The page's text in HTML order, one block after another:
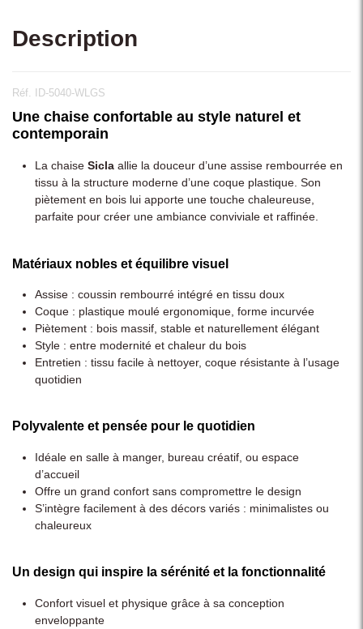
Description
Réf. ID-5040-WLGS
Une chaise confortable au style naturel et
contemporain
La chaise Sicla allie la douceur d’une assise rembourrée en
tissu à la structure moderne d’une coque plastique. Son
piètement en bois lui apporte une touche chaleureuse,
parfaite pour créer une ambiance conviviale et raffinée.
Matériaux nobles et équilibre visuel
Assise : coussin rembourré intégré en tissu doux
Coque : plastique moulé ergonomique, forme incurvée
Piètement : bois massif, stable et naturellement élégant
Style : entre modernité et chaleur du bois
Entretien : tissu facile à nettoyer, coque résistante à l’usage
quotidien
Polyvalente et pensée pour le quotidien
Idéale en salle à manger, bureau créatif, ou espace
d’accueil
Offre un grand confort sans compromettre le design
S’intègre facilement à des décors variés : minimalistes ou
chaleureux
Un design qui inspire la sérénité et la fonctionnalité
Confort visuel et physique grâce à sa conception
enveloppante